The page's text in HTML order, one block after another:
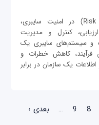
مدیریت ریسک (Risk Management) در امنیت سایبری،
کنترل و مدیریت
و سیستم‌های سایبری یک
فرآیند، کاهش خطرات و
یک سازمان در برابر
8
9
…
بعدی ›